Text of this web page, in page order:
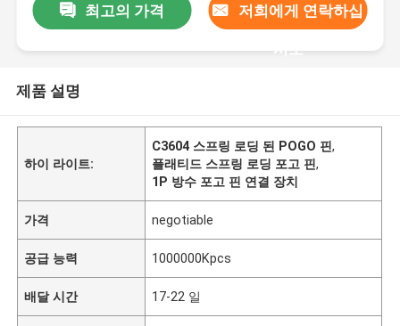
최고의 가격 저희에게 연락하십
시오
제품 설명
하이 라이트:
C3604 스프링 로딩 된 POGO 핀,
플래티드 스프링 로딩 포고 핀,
1P 방수 포고 핀 연결 장치
가격 negotiable
공급 능력 1000000Kpcs
배달 시간 17-22 일